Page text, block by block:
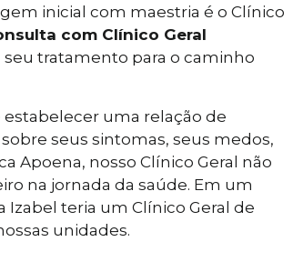
inicial com maestria é o Clínico
com Clínico Geral
tratamento para o caminho
uma relação de
seus sintomas, seus medos,
Apoena, nosso Clínico Geral não
na jornada da saúde. Em um
Izabel teria um Clínico Geral de
unidades.